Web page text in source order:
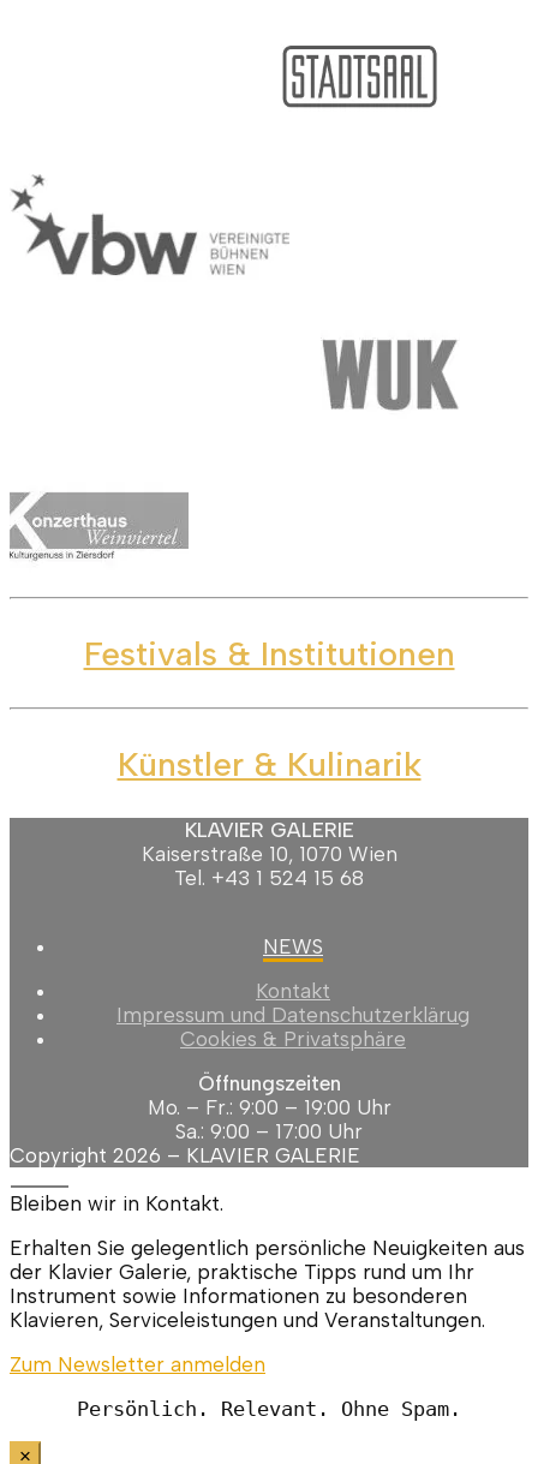
Festivals & Institutionen
Künstler & Kulinarik
KLAVIER GALERIE
Kaiserstraße 10, 1070 Wien
Tel. +43 1 524 15 68
NEWS
Kontakt
Impressum und Datenschutzerklärug
Cookies & Privatsphäre
Öffnungszeiten
Mo. – Fr.: 9:00 – 19:00 Uhr
Sa.: 9:00 – 17:00 Uhr
Copyright 2026 – KLAVIER GALERIE
Bleiben wir in Kontakt.
Erhalten Sie gelegentlich persönliche Neuigkeiten aus
der Klavier Galerie, praktische Tipps rund um Ihr
Instrument sowie Informationen zu besonderen
Klavieren, Serviceleistungen und Veranstaltungen.
Zum Newsletter anmelden
Persönlich. Relevant. Ohne Spam.
×